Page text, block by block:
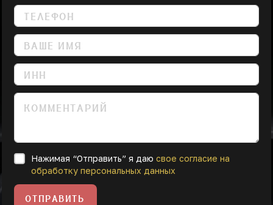
Нажимая “Отправить” я даю свое согласие на
обработку персональных данных
ОТПРАВИТЬ